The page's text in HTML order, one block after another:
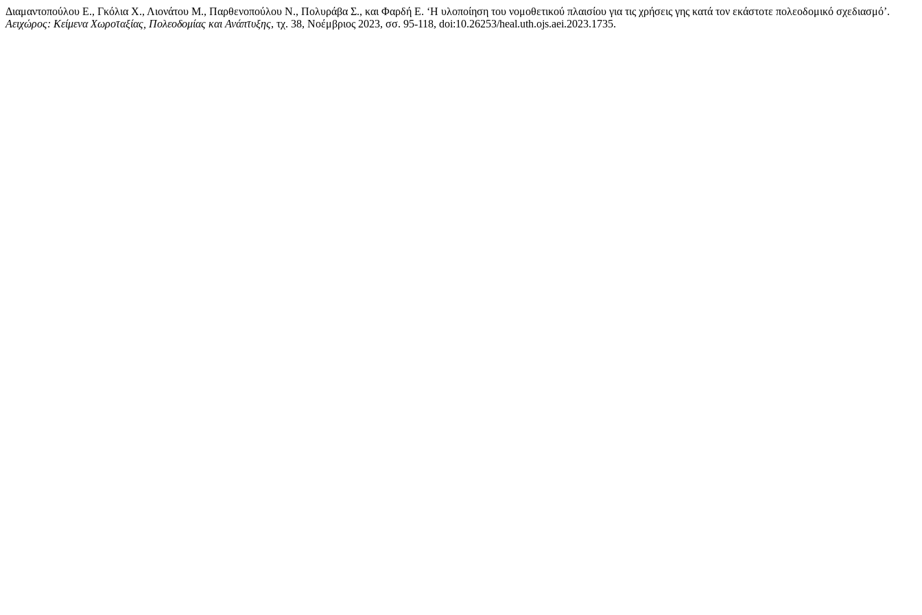
Διαμαντοπούλου Ε., Γκόλια Χ., Λιονάτου Μ., Παρθενοπούλου Ν., Πολυράβα Σ., και Φαρδή Ε. ‘Η υλοποίηση του νομοθετικού πλαισίου για τις χρήσεις γης κατά τον εκάστοτε πολεοδομικό σχεδιασμό’.
Αειχώρος: Κείμενα Χωροταξίας, Πολεοδομίας και Ανάπτυξης, τχ. 38, Νοέμβριος 2023, σσ. 95-118, doi:10.26253/heal.uth.ojs.aei.2023.1735.